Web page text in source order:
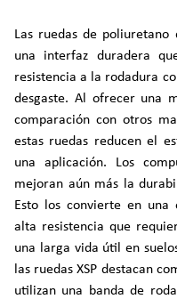
Las ruedas de
una interfaz duradera
resistencia a la rodadura
desgaste. Al ofrecer una
comparación con otros
estas ruedas reducen el
una aplicación. Los
mejoran aún más la
Esto los convierte en una
alta resistencia que
una larga vida útil en
las ruedas XSP destacan
utilizan una banda de